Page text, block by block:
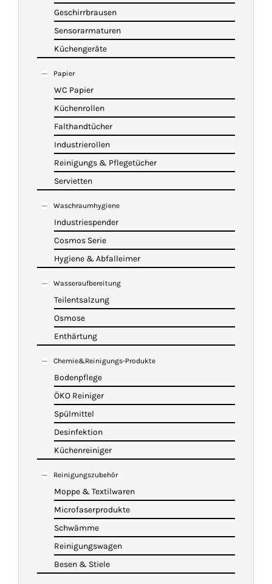
Geschirrbrausen
Sensorarmaturen
Küchengeräte
Papier
WC Papier
Küchenrollen
Falthandtücher
Industrierollen
Reinigungs & Pflegetücher
Servietten
Waschraumhygiene
Industriespender
Cosmos Serie
Hygiene & Abfalleimer
Wasseraufbereitung
Teilentsalzung
Osmose
Enthärtung
Chemie&Reinigungs-Produkte
Bodenpflege
ÖKO Reiniger
Spülmittel
Desinfektion
Küchenreiniger
Reinigungszubehör
Moppe & Textilwaren
Microfaserprodukte
Schwämme
Reinigungswagen
Besen & Stiele